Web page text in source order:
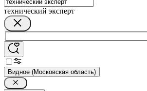
технический эксперт
Видное (Московская область)